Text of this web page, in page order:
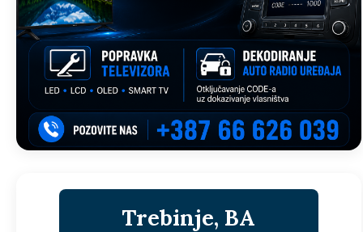
Trebinje, BA